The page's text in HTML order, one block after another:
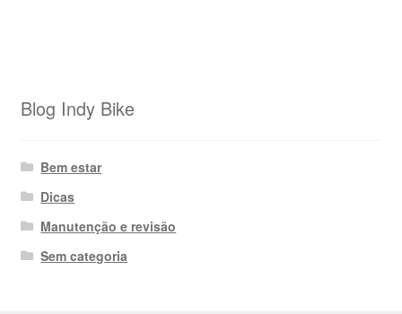
Blog Indy Bike
Bem estar
Dicas
Manutenção e revisão
Sem categoria